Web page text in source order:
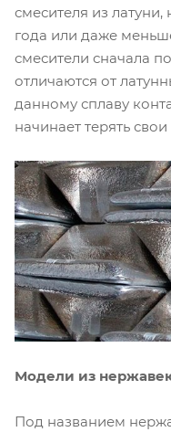
смесителя из латуни,
года или даже
смесители сначала
отличаются от
данному сплаву
начинает терять
Модели из
Под названием